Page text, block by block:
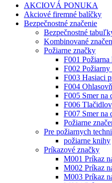
AKCIOVÁ PONUKA
Akciové firemné balíčky
Bezpečnostné značenie
Bezpečnostné
Kombinované
Požiarne značky
F001 Požiarna
F002
F003 Hasiaci
F004
F005 Smer na
F006
F007 Smer na
Požiarne
Pre požiarnych
požiarne knihy
Príkazové značky
M001 Príkaz
M002 Príkaz
M003 Príkaz